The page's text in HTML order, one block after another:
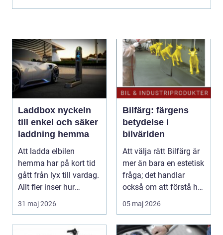
Laddbox nyckeln
till enkel och säker
laddning hemma
Att ladda elbilen
hemma har på kort tid
gått från lyx till vardag.
Allt fler inser hur
smidigt det ä...
31 maj 2026
Bilfärg: färgens
betydelse i
bilvärlden
Att välja rätt Bilfärg är
mer än bara en estetisk
fråga; det handlar
också om att förstå hur
val av ...
05 maj 2026